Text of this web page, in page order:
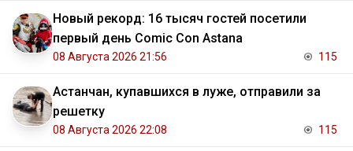
Новый рекорд: 16 тысяч гостей посетили
первый день Comic Con Astana
08 Августа 2026 21:56 115
Астанчан, купавшихся в луже, отправили за
решетку
08 Августа 2026 22:08 115